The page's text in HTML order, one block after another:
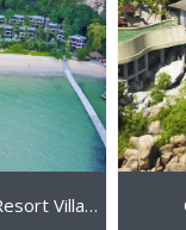
Отдых на Краби в Centara Grand Beach Resort Villas Krabi 5*